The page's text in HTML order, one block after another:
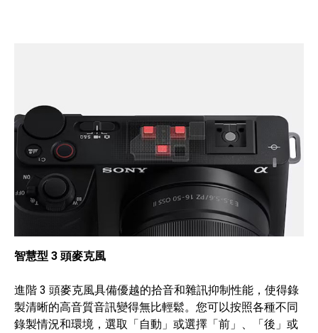
智慧型 3 頭麥克風
進階 3 頭麥克風具備優越的拾音和雜訊抑制性能，使得錄
製清晰的高音質音訊變得無比輕鬆。您可以按照各種不同
錄製情況和環境，選取「自動」或選擇「前」、「後」或